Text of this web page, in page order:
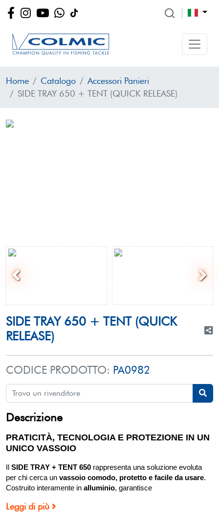
Home Catalogo
Accessori Panieri
SIDE TRAY 650 + TENT (QUICK RELEASE)
SIDE TRAY 650 + TENT (QUICK
RELEASE)
CODICE PRODOTTO: PA0982
Descrizione
PRATICITÀ, TECNOLOGIA E PROTEZIONE IN UN
UNICO VASSOIO
SIDE TRAY + TENT 650 rappresenta una soluzione evoluta
per chi cerca un vassoio comodo, protetto e facile da usare.
Costruito interamente in alluminio, garantisce
Leggi di più